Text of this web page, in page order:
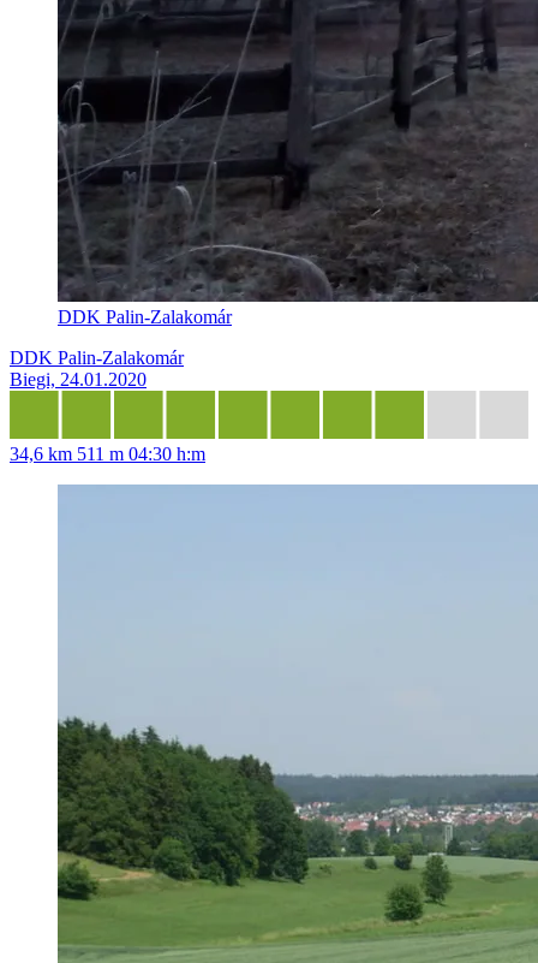
DDK Palin-Zalakomár
DDK Palin-Zalakomár
Biegi, 24.01.2020
34,6 km 511 m 04:30 h:m